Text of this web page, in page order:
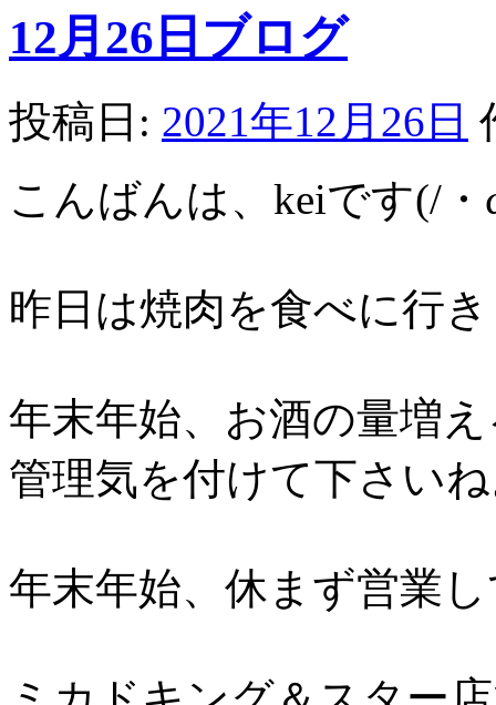
12月26日ブログ
投稿日: 2021年12月26日
こんばんは、keiです(/
昨日は焼肉を食べに行
年末年始、お酒の量増
管理気を付けて下さい
年末年始、休まず営業